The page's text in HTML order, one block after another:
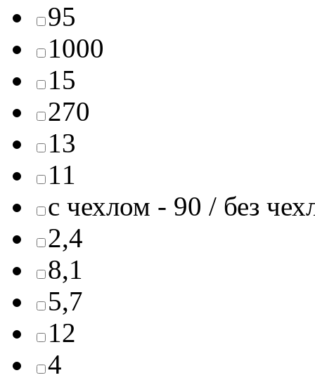
95
1000
15
270
13
11
с чехлом - 90 / без
2,4
8,1
5,7
12
4